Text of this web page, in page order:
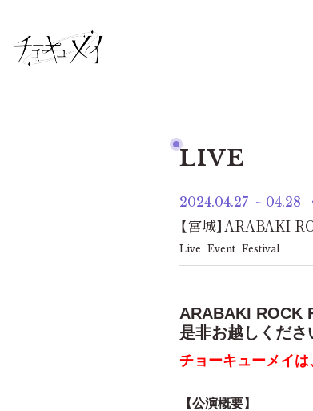
LIVE
2024.04.27 ~ 04.28
【宮城】ARABAKI
Live Event Festival
ARABAKI ROCK
是非お越しくださ
チョーキューメイ
【公演概要】